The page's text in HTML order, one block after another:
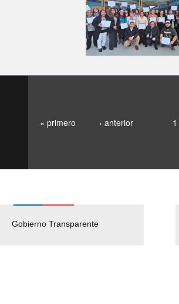
« primero ‹ anterior 1
Gobierno Transparente Pago